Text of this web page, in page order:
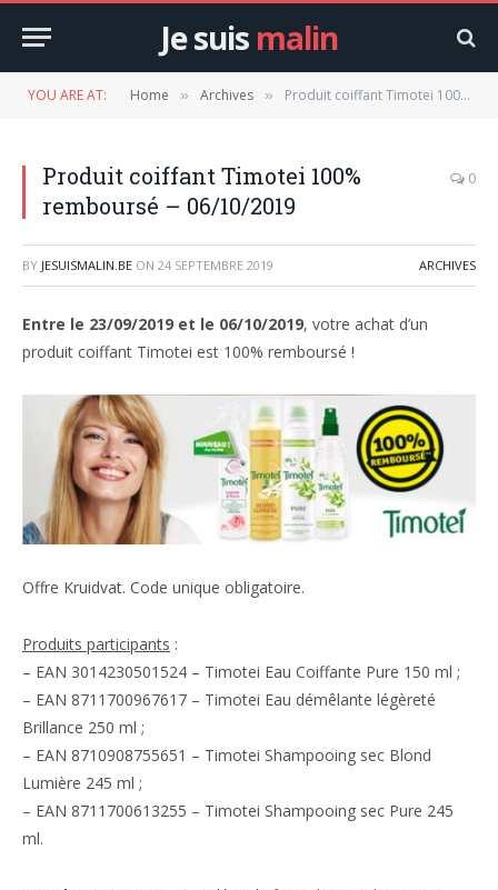
Je suis malin
YOU ARE AT: Home » Archives » Produit coiffant Timotei 100% remboursé – 06/10/2019
Produit coiffant Timotei 100%
remboursé – 06/10/2019
0
BY JESUISMALIN.BE ON 24 SEPTEMBRE 2019 ARCHIVES
Entre le 23/09/2019 et le 06/10/2019, votre achat d’un
produit coiffant Timotei est 100% remboursé !
Offre Kruidvat. Code unique obligatoire.
Produits participants :
– EAN 3014230501524 – Timotei Eau Coiffante Pure 150 ml ;
– EAN 8711700967617 – Timotei Eau démêlante légèreté
Brillance 250 ml ;
– EAN 8710908755651 – Timotei Shampooing sec Blond
Lumière 245 ml ;
– EAN 8711700613255 – Timotei Shampooing sec Pure 245
ml.